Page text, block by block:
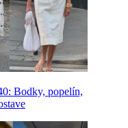
Bodky, popelín,